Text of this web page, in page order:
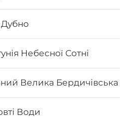
Дубно
Небесної Сотні
Велика Бердичівська
Води
з вугрем
сир філа, вугор, кунжут,